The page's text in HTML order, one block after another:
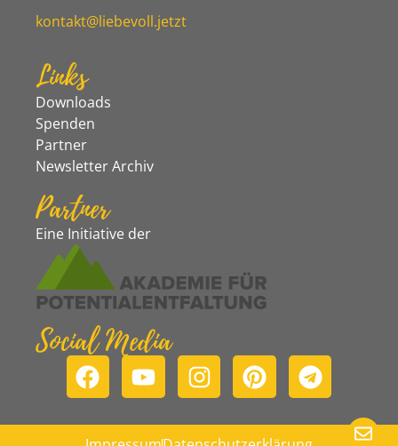
kontakt@liebevoll.jetzt
Links
Downloads
Spenden
Partner
Newsletter Archiv
Partner
Eine Initiative der
Social Media